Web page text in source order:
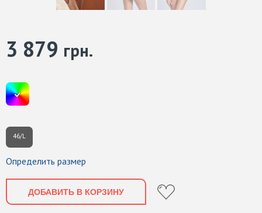
46/L
Определить размер
3 879 грн.
ДОБАВИТЬ В КОРЗИНУ